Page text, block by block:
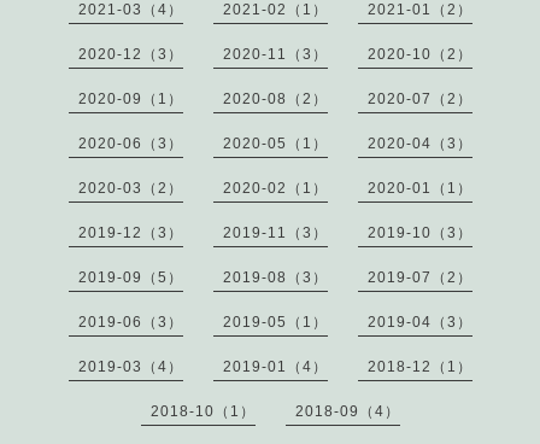
2021-03（4） 2021-02（1） 2021-01（2）
2020-12（3） 2020-11（3） 2020-10（2）
2020-09（1） 2020-08（2） 2020-07（2）
2020-06（3） 2020-05（1） 2020-04（3）
2020-03（2） 2020-02（1） 2020-01（1）
2019-12（3） 2019-11（3） 2019-10（3）
2019-09（5） 2019-08（3） 2019-07（2）
2019-06（3） 2019-05（1） 2019-04（3）
2019-03（4） 2019-01（4） 2018-12（1）
2018-10（1） 2018-09（4）